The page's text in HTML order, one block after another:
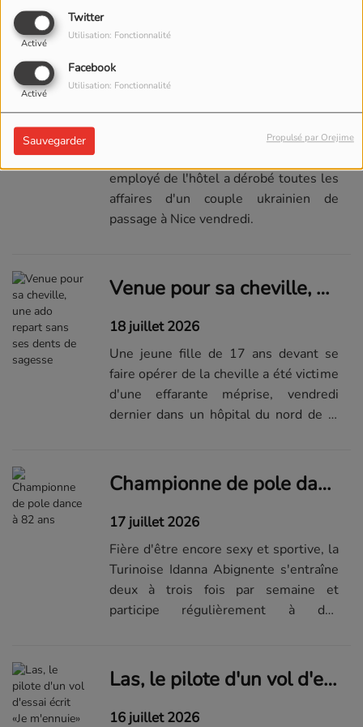
Twitter
Activé
Utilisation: Fonctionnalité
Facebook
Activé
Utilisation: Fonctionnalité
Sauvegarder Propulsé par Orejime
employé de l'hôtel a dérobé toutes les
affaires d'un couple ukrainien de
passage à Nice vendredi.
Venue pour sa cheville, une ado repart sans ses dents de sagesse
18 juillet 2026
Une jeune fille de 17 ans devant se
faire opérer de la cheville a été victime
d'une effarante méprise, vendredi
dernier dans un hôpital du nord de la
Championne de pole dance à 82 ans
17 juillet 2026
Fière d'être encore sexy et sportive, la
Turinoise Idanna Abignente s'entraîne
deux à trois fois par semaine et
participe régulièrement à des
ait la volonté.
Las, le pilote d'un vol d'essai écrit «Je m'ennuie» dans le ciel
16 juillet 2026